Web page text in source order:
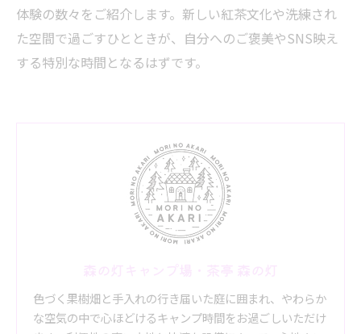
体験の数々をご紹介します。新しい紅茶文化や洗練され
た空間で過ごすひとときが、自分へのご褒美やSNS映え
する特別な時間となるはずです。
色づく果樹畑と手入れの行き届いた庭に囲まれ、やわらか
な空気の中で心ほどけるキャンプ時間をお過ごしいただけ